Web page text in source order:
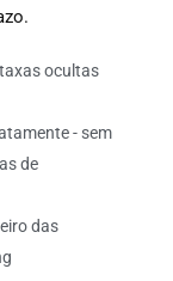
ocultas
- sem
de
das